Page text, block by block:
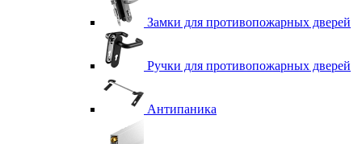
Замки для противопожарных дверей
Ручки для противопожарных дверей
Антипаника